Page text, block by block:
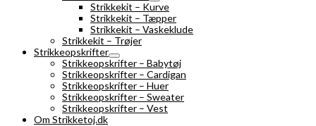
Strikkekit – Kurve
Strikkekit – Tæpper
Strikkekit – Vaskeklude
Strikkekit – Trøjer
Strikkeopskrifter
Strikkeopskrifter – Babytøj
Strikkeopskrifter – Cardigan
Strikkeopskrifter – Huer
Strikkeopskrifter – Sweater
Strikkeopskrifter – Vest
Om Strikketoj.dk